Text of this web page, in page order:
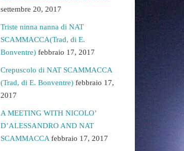
settembre 20, 2017
Triste ninna nanna di NAT
SCAMMACCA(Trad, di E.
Bonventre) febbraio 17, 2017
Crepuscolo di NAT SCAMMACCA
(Trad, di E. Bonventre) febbraio 17,
2017
A MEETING WITH NICOLO’
D’ALESSANDRO AND NAT
SCAMMACCA febbraio 17, 2017